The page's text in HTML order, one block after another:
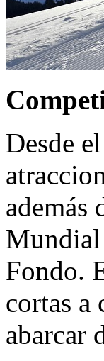
Desde
además
Fondo.
cortas a
abarcar